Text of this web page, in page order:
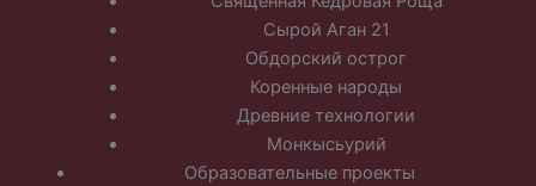
Сырой Аган 21
Обдорский острог
Коренные народы
Древние технологии
Монкысьурий
Образовательные проекты